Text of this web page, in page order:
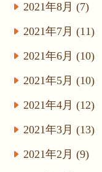
2021年8月 (7)
2021年7月 (11)
2021年6月 (10)
2021年5月 (10)
2021年4月 (12)
2021年3月 (13)
2021年2月 (9)